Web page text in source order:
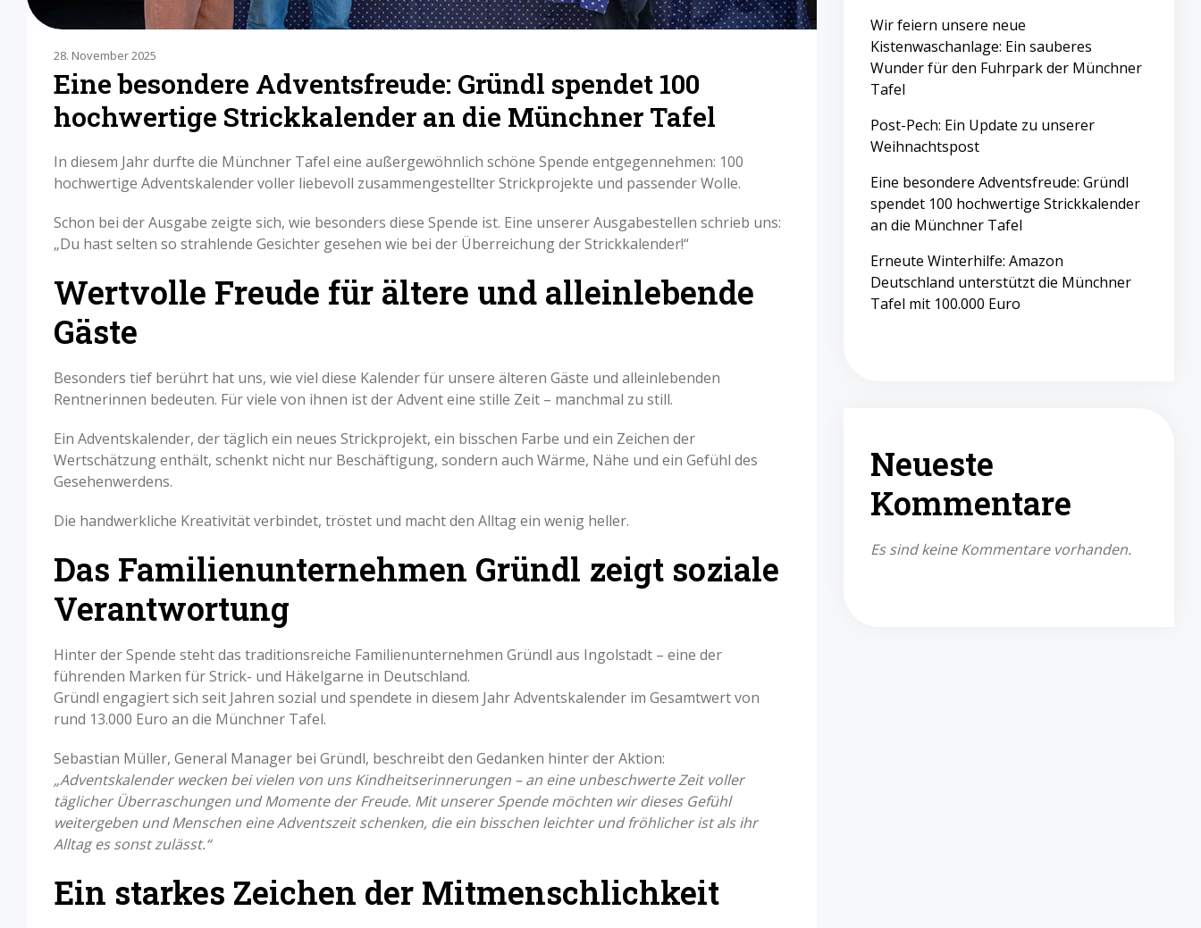
28. November 2025
Eine besondere Adventsfreude: Gründl spendet 100
hochwertige Strickkalender an die Münchner Tafel
In diesem Jahr durfte die Münchner Tafel eine außergewöhnlich schöne Spende entgegennehmen: 100
hochwertige Adventskalender voller liebevoll zusammengestellter Strickprojekte und passender Wolle.
Schon bei der Ausgabe zeigte sich, wie besonders diese Spende ist. Eine unserer Ausgabestellen schrieb uns:
„Du hast selten so strahlende Gesichter gesehen wie bei der Überreichung der Strickkalender!“
Wertvolle Freude für ältere und alleinlebende
Gäste
Besonders tief berührt hat uns, wie viel diese Kalender für unsere älteren Gäste und alleinlebenden
Rentnerinnen bedeuten. Für viele von ihnen ist der Advent eine stille Zeit – manchmal zu still.
Ein Adventskalender, der täglich ein neues Strickprojekt, ein bisschen Farbe und ein Zeichen der
Wertschätzung enthält, schenkt nicht nur Beschäftigung, sondern auch Wärme, Nähe und ein Gefühl des
Gesehenwerdens.
Die handwerkliche Kreativität verbindet, tröstet und macht den Alltag ein wenig heller.
Das Familienunternehmen Gründl zeigt soziale
Verantwortung
Hinter der Spende steht das traditionsreiche Familienunternehmen Gründl aus Ingolstadt – eine der
führenden Marken für Strick- und Häkelgarne in Deutschland.
Gründl engagiert sich seit Jahren sozial und spendete in diesem Jahr Adventskalender im Gesamtwert von
rund 13.000 Euro an die Münchner Tafel.
Sebastian Müller, General Manager bei Gründl, beschreibt den Gedanken hinter der Aktion:
„Adventskalender wecken bei vielen von uns Kindheitserinnerungen – an eine unbeschwerte Zeit voller
täglicher Überraschungen und Momente der Freude. Mit unserer Spende möchten wir dieses Gefühl
weitergeben und Menschen eine Adventszeit schenken, die ein bisschen leichter und fröhlicher ist als ihr
Alltag es sonst zulässt.“
Ein starkes Zeichen der Mitmenschlichkeit
Wir feiern unsere neue
Kistenwaschanlage: Ein sauberes
Wunder für den Fuhrpark der Münchner
Tafel
Post-Pech: Ein Update zu unserer
Weihnachtspost
Eine besondere Adventsfreude: Gründl
spendet 100 hochwertige Strickkalender
an die Münchner Tafel
Erneute Winterhilfe: Amazon
Deutschland unterstützt die Münchner
Tafel mit 100.000 Euro
Neueste
Kommentare
Es sind keine Kommentare vorhanden.